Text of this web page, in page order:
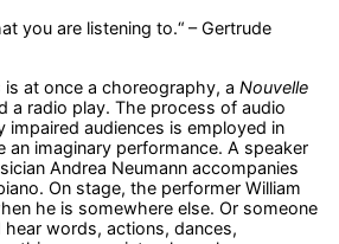
you are listening to.“ – Gertrude
is at once a choreography, a Nouvelle
a radio play. The process of audio
impaired audiences is employed in
an imaginary performance. A speaker
Andrea Neumann accompanies
On stage, the performer William
he is somewhere else. Or someone
hear words, actions, dances,